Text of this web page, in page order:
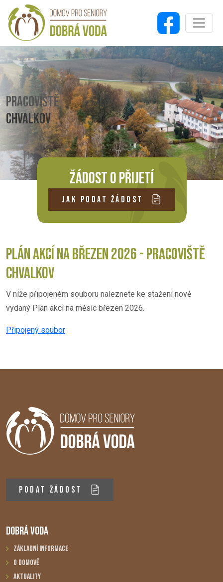
PRACOVIŠTĚ
CHVALKOV
ŽÁDOST O PŘIJETÍ
JAK PODAT ŽÁDOST
PLÁN AKCÍ NA BŘEZEN 2026 - PRACOVIŠTĚ
CHVALKOV
V níže připojeném souboru naleznete ke stažení nově
vydaný Plán akcí na měsíc březen 2026.
Připojený soubor
PODAT ŽÁDOST
DOBRÁ VODA
Základní informace
O domově
Aktuality